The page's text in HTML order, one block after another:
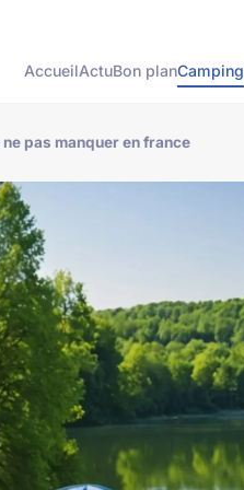
AccueilActuBon planCamping
pas manquer en france